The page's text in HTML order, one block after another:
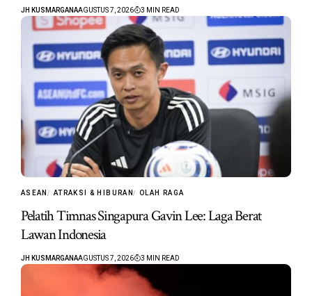
JH KUSMARGANAAGUSTUS 7, 2026 3 MIN READ
ASEAN ATRAKSI & HIBURAN OLAH RAGA
Pelatih Timnas Singapura Gavin Lee: Laga Berat
Lawan Indonesia
JH KUSMARGANAAGUSTUS 7, 2026 3 MIN READ